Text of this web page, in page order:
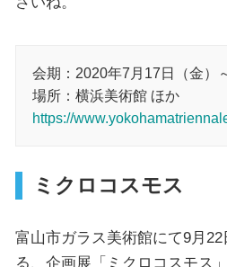
会期：2020年7月17日（金）
場所：横浜美術館 ほか
https://
ミクロコスモス
富山市ガラス美術館にて9月
る、企画展「ミクロコスモス